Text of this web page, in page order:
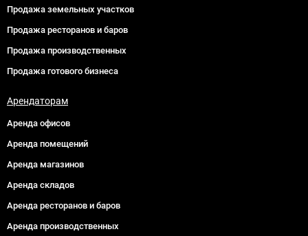
Продажа земельных участков
Продажа ресторанов и баров
Продажа производственных
Продажа готового бизнеса
Арендаторам
Аренда офисов
Аренда помещений
Аренда магазинов
Аренда складов
Аренда ресторанов и баров
Аренда производственных